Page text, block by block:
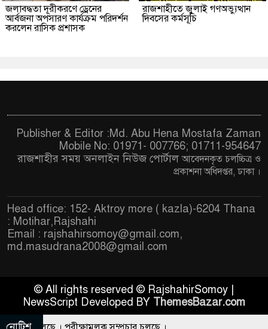
জলাবদ্ধতা দূরীকরণে ড্রেনের
আর্বজনা অপসারণ কার্যক্রম পরিদর্শন
করলেন রাসিক প্রশাসক
রাজশাহীতে জুলাই গণঅভ্যুত্থান
দিবসের কর্মসূচি
Publisher & Editor :Md. Abu Hena Mostafa Zaman
Mobile No: 01971- 007766; 01711-954647
রাজশাহীর সময় অনলাইন নিউজ পোর্টালআবেদনকৃত চলচ্চিত্র ও
প্রকাশনা অধিদপ্তর, ঢাকা ।
Head office: 152- Aktroy more ( kazla)-6204 Thana
: Motihar,Rajshahi
Email : rajshahirsomoy@gmail.com,
md.masudrana2008@gmail.com
© All rights reserved © RajshahirSomoy |
NewsScript Developed BY ThemesBazar.com